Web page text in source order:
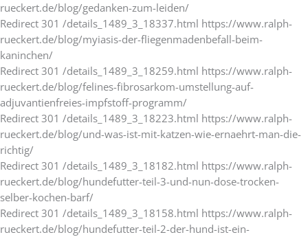
rueckert.de/blog/gedanken-zum-leiden/
Redirect 301 /details_1489_3_18337.html https://www.ralph-
rueckert.de/blog/myiasis-der-fliegenmadenbefall-beim-
kaninchen/
Redirect 301 /details_1489_3_18259.html https://www.ralph-
rueckert.de/blog/felines-fibrosarkom-umstellung-auf-
adjuvantienfreies-impfstoff-programm/
Redirect 301 /details_1489_3_18223.html https://www.ralph-
rueckert.de/blog/und-was-ist-mit-katzen-wie-ernaehrt-man-die-
richtig/
Redirect 301 /details_1489_3_18182.html https://www.ralph-
rueckert.de/blog/hundefutter-teil-3-und-nun-dose-trocken-
selber-kochen-barf/
Redirect 301 /details_1489_3_18158.html https://www.ralph-
rueckert.de/blog/hundefutter-teil-2-der-hund-ist-ein-